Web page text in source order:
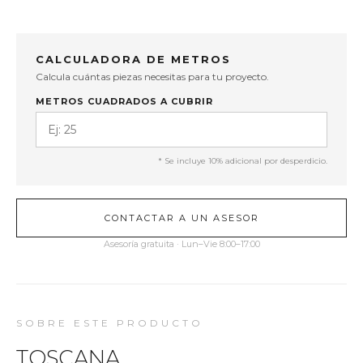
CALCULADORA DE METROS
Calcula cuántas piezas necesitas para tu proyecto.
METROS CUADRADOS A CUBRIR
* Se incluye 10% adicional por desperdicio.
CONTACTAR A UN ASESOR
Asesoría gratuita · Lun–Vie 8:00–17:00
SOBRE ESTE PRODUCTO